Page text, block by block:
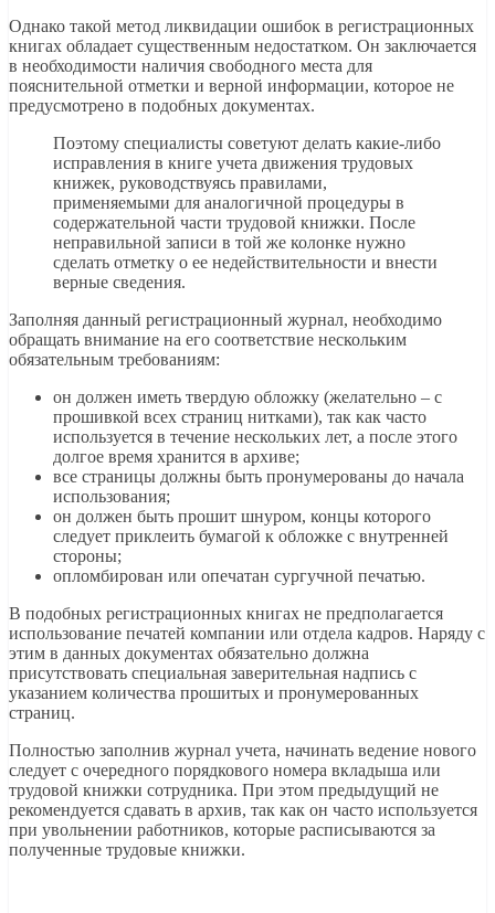
Однако такой метод ликвидации ошибок в регистрационных
книгах обладает существенным недостатком. Он заключается
в необходимости наличия свободного места для
пояснительной отметки и верной информации, которое не
предусмотрено в подобных документах.
Поэтому специалисты советуют делать какие-либо
исправления в книге учета движения трудовых
книжек, руководствуясь правилами,
применяемыми для аналогичной процедуры в
содержательной части трудовой книжки. После
неправильной записи в той же колонке нужно
сделать отметку о ее недействительности и внести
верные сведения.
Заполняя данный регистрационный журнал, необходимо
обращать внимание на его соответствие нескольким
обязательным требованиям:
он должен иметь твердую обложку (желательно – с
прошивкой всех страниц нитками), так как часто
используется в течение нескольких лет, а после этого
долгое время хранится в архиве;
все страницы должны быть пронумерованы до начала
использования;
он должен быть прошит шнуром, концы которого
следует приклеить бумагой к обложке с внутренней
стороны;
опломбирован или опечатан сургучной печатью.
В подобных регистрационных книгах не предполагается
использование печатей компании или отдела кадров. Наряду с
этим в данных документах обязательно должна
присутствовать специальная заверительная надпись с
указанием количества прошитых и пронумерованных
страниц.
Полностью заполнив журнал учета, начинать ведение нового
следует с очередного порядкового номера вкладыша или
трудовой книжки сотрудника. При этом предыдущий не
рекомендуется сдавать в архив, так как он часто используется
при увольнении работников, которые расписываются за
полученные трудовые книжки.